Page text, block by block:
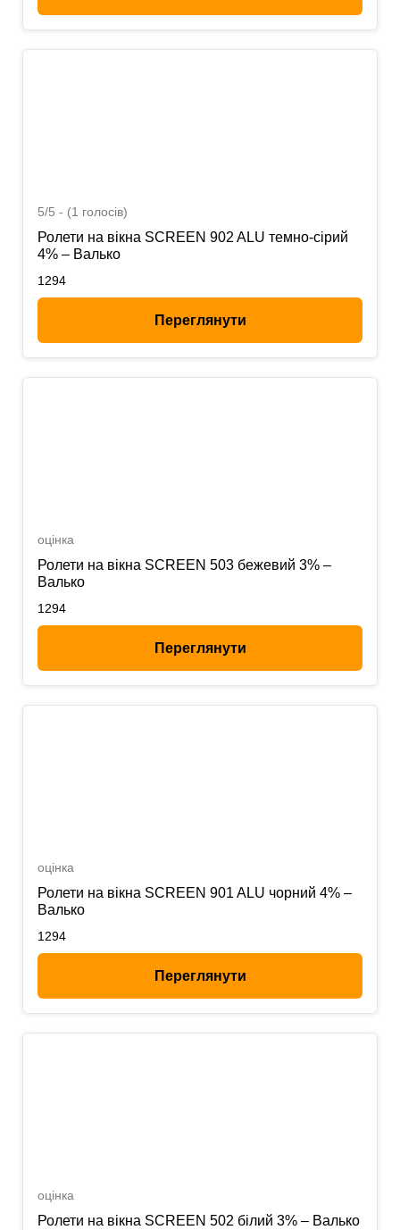
5/5 - (1 голосів)
Ролети на вікна SCREEN 902 ALU темно-сірий
4% – Валько
1294
Переглянути
оцінка
Ролети на вікна SCREEN 503 бежевий 3% –
Валько
1294
Переглянути
оцінка
Ролети на вікна SCREEN 901 ALU чорний 4% –
Валько
1294
Переглянути
оцінка
Ролети на вікна SCREEN 502 білий 3% – Валько